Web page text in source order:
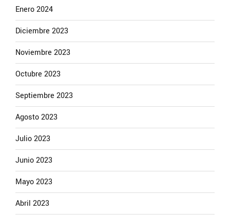
Enero 2024
Diciembre 2023
Noviembre 2023
Octubre 2023
Septiembre 2023
Agosto 2023
Julio 2023
Junio 2023
Mayo 2023
Abril 2023